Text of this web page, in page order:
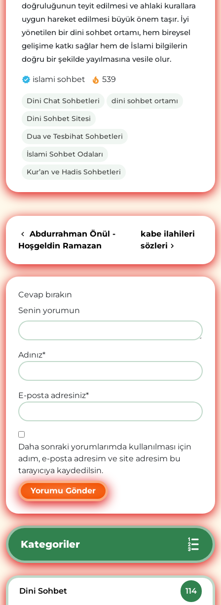
doğruluğunun teyit edilmesi ve ahlaki kurallara
uygun hareket edilmesi büyük önem taşır. İyi
yönetilen bir dini sohbet ortamı, hem bireysel
gelişime katkı sağlar hem de İslami bilgilerin
doğru bir şekilde yayılmasına vesile olur.
islami sohbet 539
Dini Chat Sohbetleri
dini sohbet ortamı
Dini Sohbet Sitesi
Dua ve Tesbihat Sohbetleri
İslami Sohbet Odaları
Kur’an ve Hadis Sohbetleri
Abdurrahman Önül -
Hoşgeldin Ramazan
kabe ilahileri
sözleri
Cevap bırakın
Senin yorumun
Adınız*
E-posta adresiniz*
Daha sonraki yorumlarımda kullanılması için
adım, e-posta adresim ve site adresim bu
tarayıcıya kaydedilsin.
Kategoriler
Dini Sohbet 114